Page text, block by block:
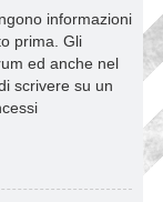
informazioni
prima. Gli
ed anche nel
scrivere su un